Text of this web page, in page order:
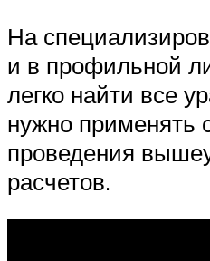
На
и в профильной
легко найти все
нужно применять
проведения
расчетов.